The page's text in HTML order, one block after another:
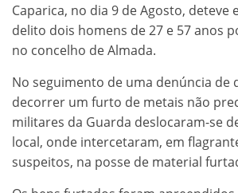
Caparica, no dia 9 de Agosto, deteve
delito dois homens de 27 e 57 anos
no concelho de Almada.
No seguimento de uma denúncia de
decorrer um furto de metais não
militares da Guarda deslocaram-se
local, onde intercetaram, em
suspeitos, na posse de material